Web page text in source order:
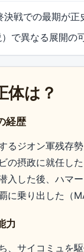
決戦での最期が
で異なる展開の
体は？
経歴
るジオン軍残存
の摂政に就任し
入した後、ハマ
に乗り出した（
力
、サイコミュを